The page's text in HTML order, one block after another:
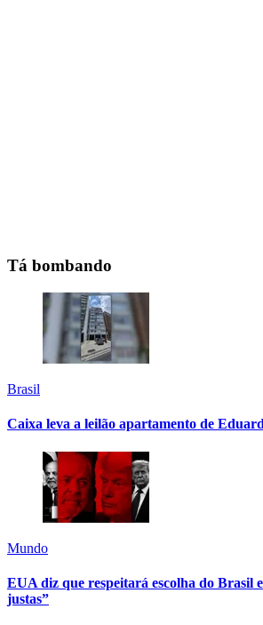
Tá bombando
Brasil
Caixa leva a leilão apartamento de
Mundo
EUA diz que respeitará escolha do Brasil
justas”